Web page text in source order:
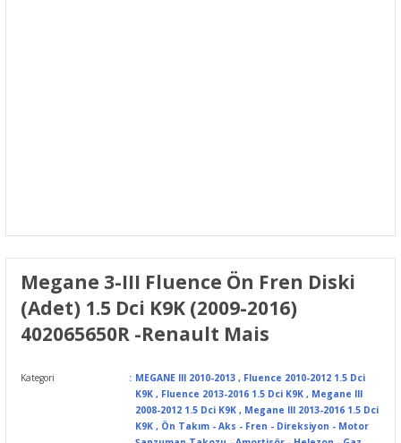
Megane 3-III Fluence Ön Fren Diski
(Adet) 1.5 Dci K9K (2009-2016)
402065650R -Renault Mais
Kategori MEGANE III 2010-2013 , Fluence 2010-2012 1.5 Dci
K9K , Fluence 2013-2016 1.5 Dci K9K , Megane III
2008-2012 1.5 Dci K9K , Megane III 2013-2016 1.5 Dci
K9K , Ön Takım - Aks - Fren - Direksiyon - Motor